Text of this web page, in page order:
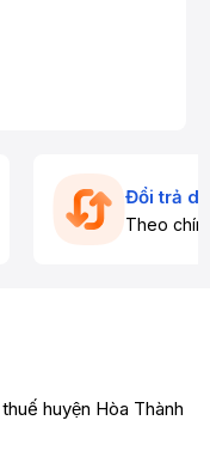
Đổi trả
Theo
huyện Hòa Thành